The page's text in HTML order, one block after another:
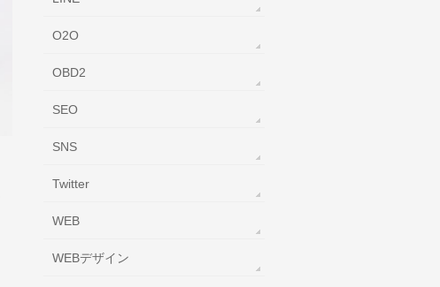
O2O
OBD2
SEO
SNS
Twitter
WEB
WEBデザイン